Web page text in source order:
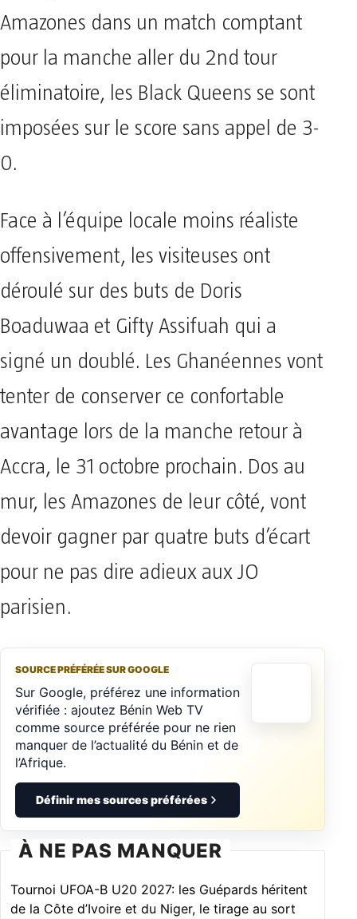
Amazones dans un match comptant
pour la manche aller du 2nd tour
éliminatoire, les Black Queens se sont
imposées sur le score sans appel de 3-
0.
Face à l’équipe locale moins réaliste
offensivement, les visiteuses ont
déroulé sur des buts de Doris
Boaduwaa et Gifty Assifuah qui a
signé un doublé. Les Ghanéennes vont
tenter de conserver ce confortable
avantage lors de la manche retour à
Accra, le 31 octobre prochain. Dos au
mur, les Amazones de leur côté, vont
devoir gagner par quatre buts d’écart
pour ne pas dire adieux aux JO
parisien.
SOURCE PRÉFÉRÉE SUR GOOGLE
Sur Google, préférez une information
vérifiée : ajoutez Bénin Web TV
comme source préférée pour ne rien
manquer de l’actualité du Bénin et de
l’Afrique.
Définir mes sources préférées
À NE PAS MANQUER
Tournoi UFOA-B U20 2027: les Guépards héritent
de la Côte d’Ivoire et du Niger, le tirage au sort